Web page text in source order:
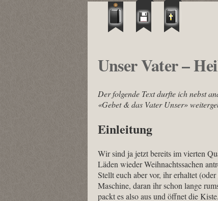
Unser Vater –
Der folgende Text durfte ich nebst
«Gebet & das Vater Unser»
Einleitung
Wir sind ja jetzt bereits im vierten
Läden wieder Weihnachtssachen
Stellt euch aber vor, ihr erhaltet
Maschine, daran ihr schon lange
packt es also aus und öffnet die Kiste.